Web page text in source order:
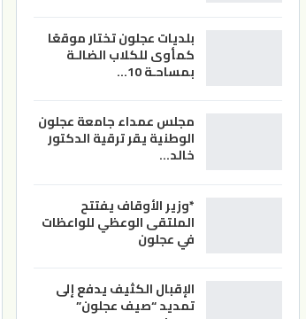
بلديات عجلون تختار موقعًا
كمأوى للكلاب الضالـة
بمساحـة 10…
مجلس عمداء جامعة عجلون
الوطنية يقر ترقية الدكتور
خالد…
*وزير الأوقاف يفتتح
الملتقى الوعظي للواعظات
في عجلون
الإقبال الكثيف يدفع إلى
تمديد “صيف عجلون”